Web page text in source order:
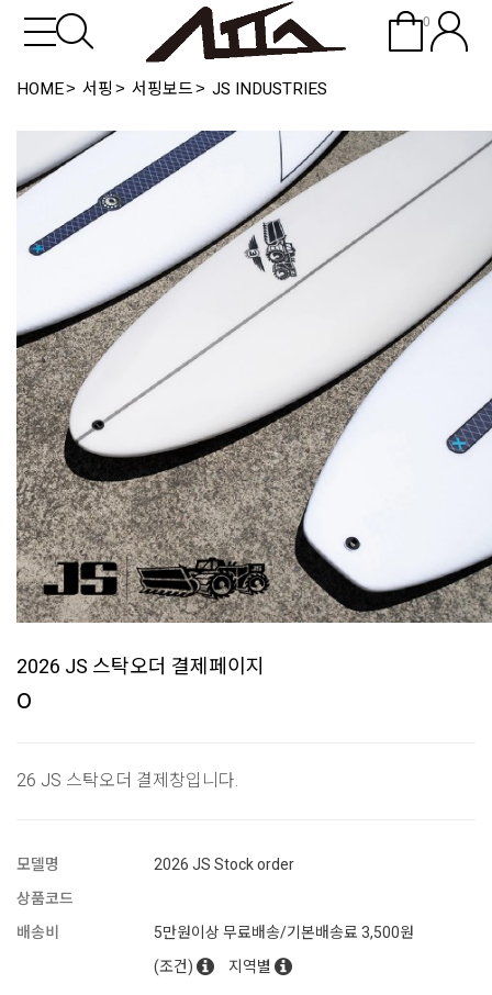
0
HOME 서핑 서핑보드 JS INDUSTRIES
2026 JS 스탁오더 결제페이지
0
26 JS 스탁오더 결제창입니다.
모델명
2026 JS Stock order
상품코드
배송비
5만원이상 무료배송/기본배송료 3,500원
(조건)
지역별